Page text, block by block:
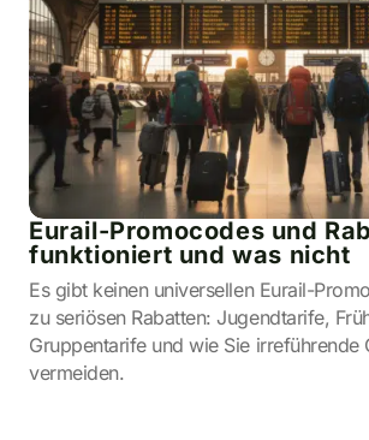
Eurail-Promocodes und
funktioniert und was nicht
Es gibt keinen universellen Eurail-
zu seriösen Rabatten: Jugendtarife,
Gruppentarife und wie Sie irreführende
vermeiden.